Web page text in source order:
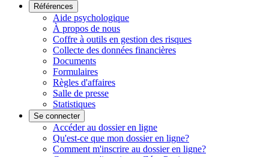
Références
Aide psychologique
À propos de nous
Coffre à outils en gestion des risques
Collecte des données financières
Documents
Formulaires
Règles d'affaires
Salle de presse
Statistiques
Se connecter
Accéder au dossier en ligne
Qu'est-ce que mon dossier en ligne?
Comment m'inscrire au dossier en ligne?